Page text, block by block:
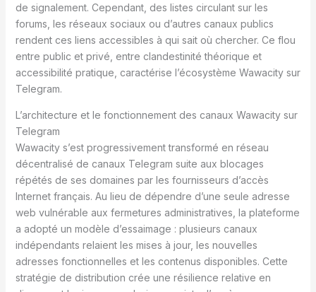
de signalement. Cependant, des listes circulant sur les
forums, les réseaux sociaux ou d’autres canaux publics
rendent ces liens accessibles à qui sait où chercher. Ce flou
entre public et privé, entre clandestinité théorique et
accessibilité pratique, caractérise l’écosystème Wawacity sur
Telegram.
L’architecture et le fonctionnement des canaux Wawacity sur
Telegram
Wawacity s’est progressivement transformé en réseau
décentralisé de canaux Telegram suite aux blocages
répétés de ses domaines par les fournisseurs d’accès
Internet français. Au lieu de dépendre d’une seule adresse
web vulnérable aux fermetures administratives, la plateforme
a adopté un modèle d’essaimage : plusieurs canaux
indépendants relaient les mises à jour, les nouvelles
adresses fonctionnelles et les contenus disponibles. Cette
stratégie de distribution crée une résilience relative en